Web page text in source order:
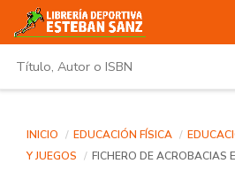
INICIO EDUCACIÓN FÍSICA
Y JUEGOS
FICHERO DE ACROBACIAS